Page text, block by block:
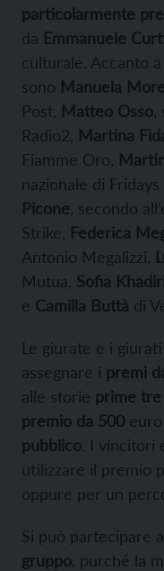
particolarmente
da Emmanuele
culturale. Accanto
sono Manuela
Post, Matteo Osso
Radio2, Martina
Fiamme Oro,
nazionale di Fridays
Picone , secondo
Strike, Federica
Antonio Megalizzi,
Mutua, Sofia
e Camilla Buttà di
Le giurate e i
assegnare i premi
alle storie prime
premio da 500
pubblico. I vincitori
utilizzare il premio
oppure per un
Si può partecipare
gruppo , purché la